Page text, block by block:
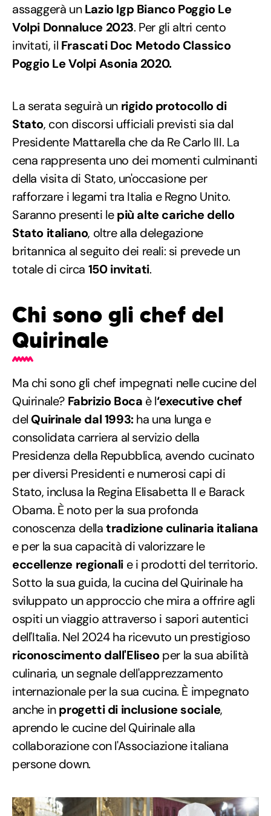
assaggerà unLazio Igp Bianco Poggio Le
Volpi Donnaluce 2023. Per gli altri cento
invitati, il Frascati Doc Metodo Classico
Poggio Le Volpi Asonia 2020.
La serata seguirà un rigido protocollo di
Stato, con discorsi ufficiali previsti sia dal
Presidente Mattarella che da Re Carlo III. La
cena rappresenta uno dei momenti culminanti
della visita di Stato, un'occasione per
rafforzare i legami tra Italia e Regno Unito.
Saranno presenti lepiù alte cariche dello
Stato italiano, oltre alla delegazione
britannica al seguito dei reali: si prevede un
totale di circa 150 invitati.
Chi sono gli chef del
Quirinale
Ma chi sono gli chef impegnati nelle cucine del
Quirinale? Fabrizio Boca è l‘executive chef
del Quirinale dal 1993:ha una lunga e
consolidata carriera al servizio della
Presidenza della Repubblica, avendo cucinato
per diversi Presidenti e numerosi capi di
Stato, inclusa la Regina Elisabetta II e Barack
Obama. È noto per la sua profonda
conoscenza dellatradizione culinaria italiana
e per la sua capacità di valorizzare le
eccellenze regionali e i prodotti del territorio.
Sotto la sua guida, la cucina del Quirinale ha
sviluppato un approccio che mira a offrire agli
ospiti un viaggio attraverso i sapori autentici
dell'Italia. Nel 2024 ha ricevuto un prestigioso
riconoscimento dall'Eliseoper la sua abilità
culinaria, un segnale dell'apprezzamento
internazionale per la sua cucina. È impegnato
anche inprogetti di inclusione sociale,
aprendo le cucine del Quirinale alla
collaborazione con l'Associazione italiana
persone down.